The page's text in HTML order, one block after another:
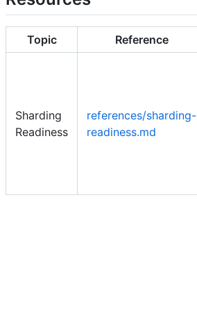
Topic Reference
Sharding
Readiness
references/sharding-
readiness.md